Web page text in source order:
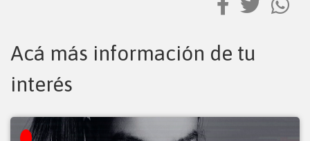
Acá más información de tu
interés